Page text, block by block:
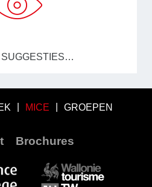
SUGGESTIES…
MICE GROEPEN
Brochures